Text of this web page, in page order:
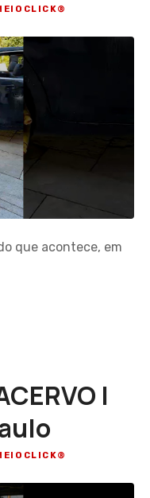
que acontece, em
|